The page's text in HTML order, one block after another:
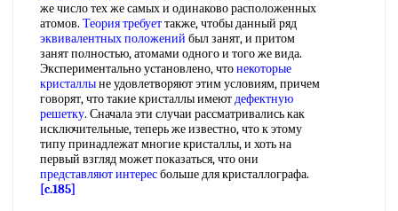
же число тех же самых и одинаково расположенных
атомов. Теория требуеттакже, чтобы данный ряд
эквивалентных положений был занят, и притом
занят полностью, атомами одного и того же вида.
Экспериментально установлено, чтонекоторые
кристаллыне удовлетворяют этим условиям, причем
говорят, что такие кристаллы имеютдефектную
решетку. Сначала эти случаи рассматривались как
исключительные, теперь же известно, что к этому
типу принадлежат многие кристаллы, и хоть на
первый взгляд может показаться, что они
представляют интересбольше для кристаллографа.
[c.185]